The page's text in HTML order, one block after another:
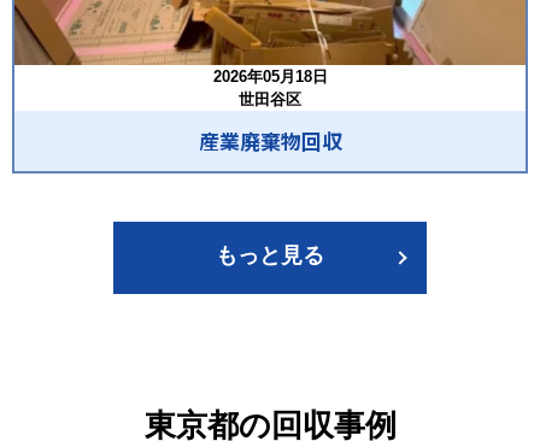
2026年05月18日
世田谷区
産業廃棄物回収
もっと見る
東京都の回収事例